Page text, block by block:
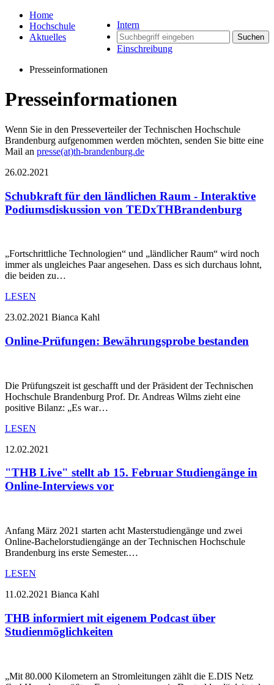
Intern
Suchen
Einschreibung
Home
Hochschule
Aktuelles
Presseinformationen
Presseinformationen
Wenn Sie in den Presseverteiler der Technischen Hochschule
Brandenburg aufgenommen werden möchten, senden Sie bitte eine
Mail an presse(at)th-brandenburg.de
26.02.2021
Schubkraft für den ländlichen Raum - Interaktive
Podiumsdiskussion von TEDxTHBrandenburg
„Fortschrittliche Technologien“ und „ländlicher Raum“ wird noch
immer als ungleiches Paar angesehen. Dass es sich durchaus lohnt,
die beiden zu…
LESEN
23.02.2021 Bianca Kahl
Online-Prüfungen: Bewährungsprobe bestanden
Die Prüfungszeit ist geschafft und der Präsident der Technischen
Hochschule Brandenburg Prof. Dr. Andreas Wilms zieht eine
positive Bilanz: „Es war…
LESEN
12.02.2021
"THB Live" stellt ab 15. Februar Studiengänge in
Online-Interviews vor
Anfang März 2021 starten acht Masterstudiengänge und zwei
Online-Bachelorstudiengänge an der Technischen Hochschule
Brandenburg ins erste Semester.…
LESEN
11.02.2021 Bianca Kahl
THB informiert mit eigenem Podcast über
Studienmöglichkeiten
„Mit 80.000 Kilometern an Stromleitungen zählt die E.DIS Netz